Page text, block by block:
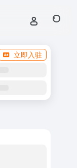
立即入驻